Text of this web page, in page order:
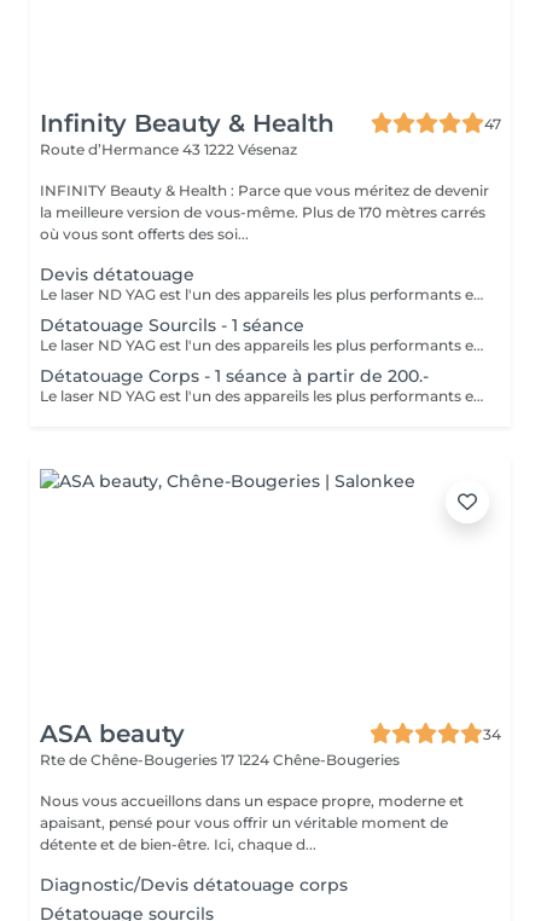
Infinity Beauty & Health
47
Route d’Hermance 43 1222 Vésenaz
INFINITY Beauty & Health : Parce que vous méritez de devenir
la meilleure version de vous-même. Plus de 170 mètres carrés
où vous sont offerts des soi...
Devis détatouage
Le laser ND YAG est l'un des appareils les plus performants et sûrs du marché pour l'élimination des tatouages et du maquillage permanent. Le principe du détatouage par laser repose sur l'absorption de l'énergie lumineuse par les pigments du tatouage. Ainsi, ses particules se fragmentent et l'organisme résorbe progressivement l'encre dans les semaines qui suivent la séance. Plusieurs séances peuvent s'avérer nécessaires pour obtenir un bon résultat.
Détatouage Sourcils - 1 séance
Le laser ND YAG est l'un des appareils les plus performants et sûrs du marché pour l'élimination des tatouages et du maquillage permanent. Le principe du détatouage par laser repose sur l'absorption de l'énergie lumineuse par les pigments du tatouage. Ainsi, ses particules se fragmentent et l'organisme résorbe progressivement l'encre dans les semaines qui suivent la séance. Plusieurs séances peuvent s'avérer nécessaires pour obtenir un bon résultat.
Détatouage Corps - 1 séance à partir de 200.-
Le laser ND YAG est l'un des appareils les plus performants et sûrs du marché pour l'élimination des tatouages et du maquillage permanent. Le principe du détatouage par laser repose sur l'absorption de l'énergie lumineuse par les pigments du tatouage. Ainsi, ses particules se fragmentent et l'organisme résorbe progressivement l'encre dans les semaines qui suivent la séance. Plusieurs séances peuvent s'avérer nécessaires pour obtenir un bon résultat.
ASA beauty
34
Rte de Chêne-Bougeries 17 1224 Chêne-Bougeries
Nous vous accueillons dans un espace propre, moderne et
apaisant, pensé pour vous offrir un véritable moment de
détente et de bien-être. Ici, chaque d...
Diagnostic/Devis détatouage corps
Détatouage sourcils